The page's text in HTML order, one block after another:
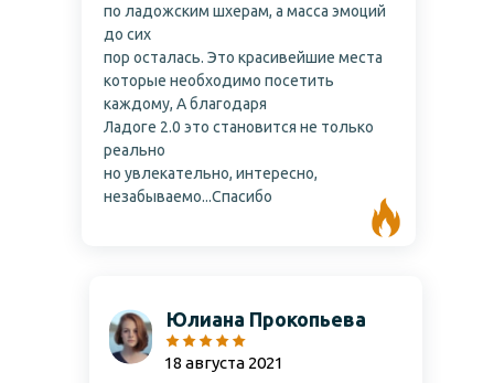
по ладожским шхерам, а масса эмоций
до сих
пор осталась. Это красивейшие места
которые необходимо посетить
каждому, А благодаря
Ладоге 2.0 это становится не только
реально
но увлекательно, интересно,
незабываемо...Спасибо
Юлиана Прокопьева
18 августа 2021